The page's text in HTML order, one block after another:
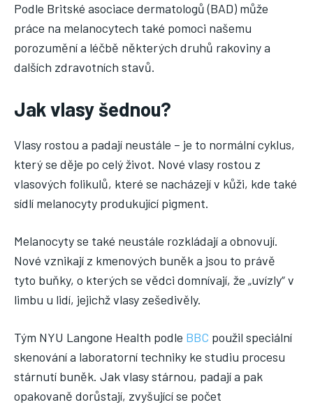
Podle Britské asociace dermatologů (BAD) může
práce na melanocytech také pomoci našemu
porozumění a léčbě některých druhů rakoviny a
dalších zdravotních stavů.
Jak vlasy šednou?
Vlasy rostou a padají neustále – je to normální cyklus,
který se děje po celý život. Nové vlasy rostou z
vlasových folikulů, které se nacházejí v kůži, kde také
sídlí melanocyty produkující pigment.
Melanocyty se také neustále rozkládají a obnovují.
Nové vznikají z kmenových buněk a jsou to právě
tyto buňky, o kterých se vědci domnívají, že „uvízly“ v
limbu u lidí, jejichž vlasy zešedivěly.
Tým NYU Langone Health podle BBC použil speciální
skenování a laboratorní techniky ke studiu procesu
stárnutí buněk. Jak vlasy stárnou, padají a pak
opakovaně dorůstají, zvyšující se počet